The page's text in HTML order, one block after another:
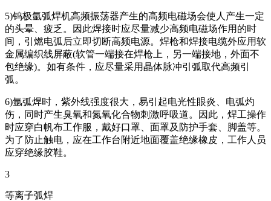
5)钨极氩弧焊机高频振荡器产生的高频电磁场会使人产生一定
的头晕、疲乏。因此焊接时应尽量减少高频电磁场作用的时
间，引燃电弧后立即切断高频电源。焊枪和焊接电缆外应用软
金属编织线屏蔽(软管一端接在焊枪上，另一端接地，外面不
包绝缘)。如有条件，应尽量采用晶体脉冲引弧取代高频引
弧。
6)氩弧焊时，紫外线强度很大，易引起电光性眼炎、电弧灼
伤，同时产生臭氧和氮氧化合物刺激呼吸道。因此，焊工操作
时应穿白帆布工作服，戴好口罩、面罩及防护手套、脚盖等。
为了防止触电，应在工作台附近地面覆盖绝缘橡皮，工作人员
应穿绝缘胶鞋。
3
等离子弧焊